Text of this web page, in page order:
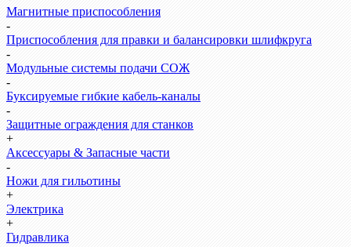
Магнитные приспособления
-
Приспособления для правки и балансировки шлифкруга
-
Модульные системы подачи СОЖ
-
Буксируемые гибкие кабель-каналы
-
Защитные ограждения для станков
+
Аксессуары & Запасные части
-
Ножи для гильотины
+
Электрика
+
Гидравлика